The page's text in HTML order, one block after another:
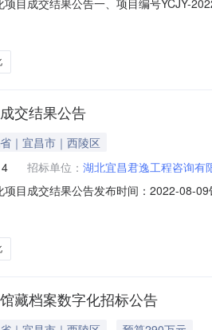
见招标文件服务时间：150日历天服务标
交结果公告
｜宜昌市｜西陵区
招标单位： 湖北宜昌君逸工程咨询有
项目成交结果公告发布时间：2022-08-
限公司供应商地址：襄阳市樊城区中原
藏档案数字化招标公告